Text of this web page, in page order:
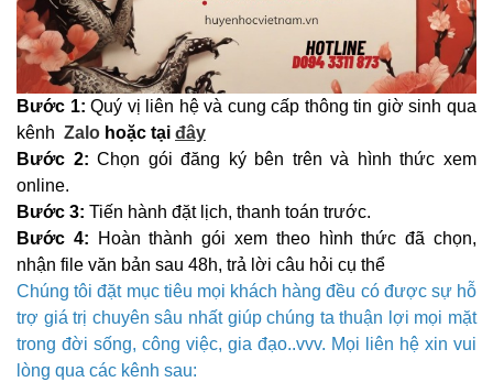
Bước 1: Quý vị liên hệ và cung cấp thông tin giờ sinh qua
kênh Zalo hoặc tại đây
Bước 2: Chọn gói đăng ký bên trên và hình thức xem
online.
Bước 3: Tiến hành đặt lịch, thanh toán trước.
Bước 4: Hoàn thành gói xem theo hình thức đã chọn,
nhận file văn bản sau 48h, trả lời câu hỏi cụ thể
Chúng tôi đặt mục tiêu mọi khách hàng đều có được sự hỗ
trợ giá trị chuyên sâu nhất giúp chúng ta thuận lợi mọi mặt
trong đời sống, công việc, gia đạo..vvv. Mọi liên hệ xin vui
lòng qua các kênh sau: